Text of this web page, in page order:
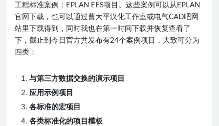
工程标准案例：EPLAN EES项目。这些案例可以从EPLAN
官网下载，也可以通过曹大平汉化工作室或电气CAD吧网
站里下载得到，同时我也在第一时间下载并恢复查看了
下，截止到今日官方共发布有24个案例项目，大致可分为
四类：
与第三方数据交换的演示项目
应用示例项目
各标准的宏项目
各类标准化的项目模板